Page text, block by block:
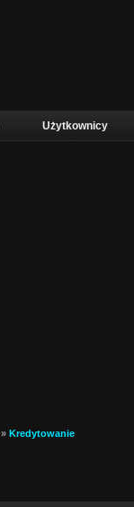
Użytkownicy
» Kredytowanie